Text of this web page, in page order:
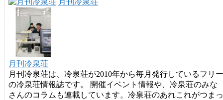
月刊冷泉荘
月刊冷泉荘は、冷泉荘が2010年から毎月発行しているフリー
の冷泉荘情報誌です。 開催イベント情報や、冷泉荘のみな
さんのコラムも連載しています。冷泉荘のあれこれがつまっ